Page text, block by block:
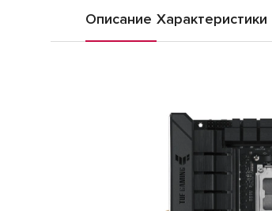
Описание Характеристики